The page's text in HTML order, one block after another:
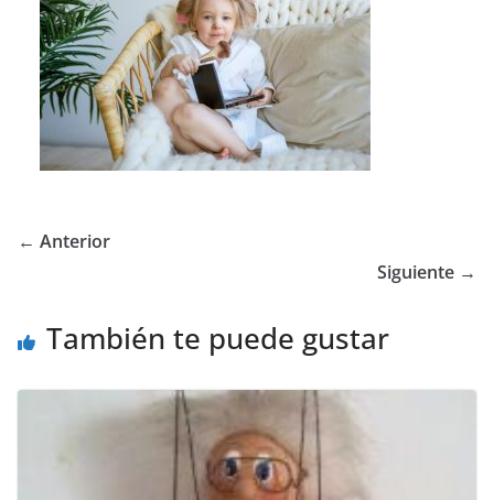
← Anterior
Siguiente →
También te puede gustar